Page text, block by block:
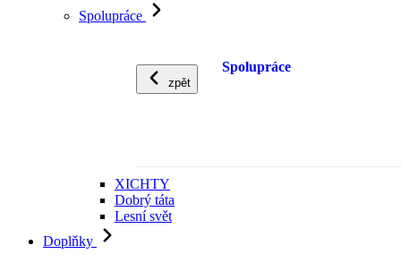
Spolupráce
zpět
Spolupráce
XICHTY
Dobrý táta
Lesní svět
Doplňky